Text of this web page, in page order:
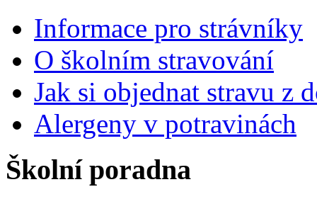
Informace pro strávníky
O školním stravování
Jak si objednat stravu z
Alergeny v potravinách
Školní poradna